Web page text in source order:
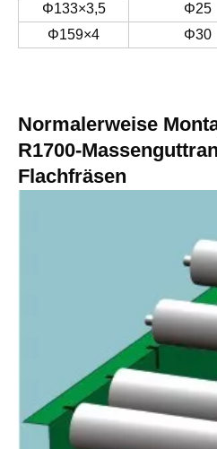
Φ133×3,5
Φ25
Φ159×4
Φ30
Normalerweise
R1700-
Flachfräsen